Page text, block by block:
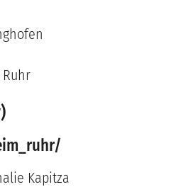
Kapitza